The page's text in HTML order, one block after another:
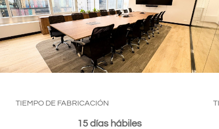
TIEMPO DE FABRICACIÓN
15 días hábiles